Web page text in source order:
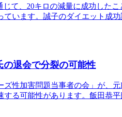
て、20キロの減量に成功した
います。誠子のダイエット成
の退会で分裂の可能性
性加害問題当事者の会」が、
る可能性があります。飯田恭